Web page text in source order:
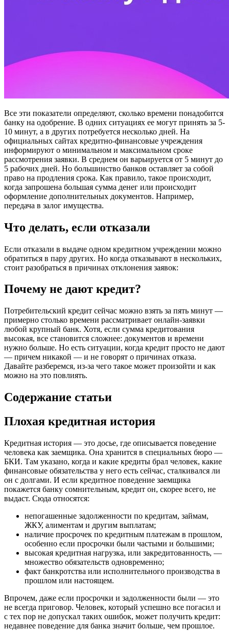
Все эти показатели определяют, сколько времени понадобится
банку на одобрение. В одних ситуациях ее могут принять за 5-
10 минут, а в других потребуется несколько дней. На
официальных сайтах кредитно-финансовые учреждения
информируют о минимальном и максимальном сроке
рассмотрения заявки. В среднем он варьируется от 5 минут до
5 рабочих дней. Но большинство банков оставляет за собой
право на продления срока. Как правило, такое происходит,
когда запрошена большая сумма денег или происходит
оформление дополнительных документов. Например,
передача в залог имущества.
Что делать, если отказали
Если отказали в выдаче одном кредитном учреждении можно
обратиться в пару других. Но когда отказывают в нескольких,
стоит разобраться в причинах отклонения заявок:
Почему не дают кредит?
Потребительский кредит сейчас можно взять за пять минут —
примерно столько времени рассматривает онлайн-заявки
любой крупный банк. Хотя, если сумма кредитования
высокая, все становится сложнее: документов и времени
нужно больше. Но есть ситуации, когда кредит просто не дают
— причем никакой — и не говорят о причинах отказа.
Давайте разберемся, из-за чего такое может произойти и как
можно на это повлиять.
Содержание статьи
Плохая кредитная история
Кредитная история — это досье, где описывается поведение
человека как заемщика. Она хранится в специальных бюро —
БКИ. Там указано, когда и какие кредиты брал человек, какие
финансовые обязательства у него есть сейчас, сталкивался ли
он с долгами. И если кредитное поведение заемщика
покажется банку сомнительным, кредит он, скорее всего, не
выдаст. Сюда относятся:
непогашенные задолженности по кредитам, займам,
ЖКУ, алиментам и другим выплатам;
наличие просрочек по кредитным платежам в прошлом,
особенно если просрочки были частыми и большими;
высокая кредитная нагрузка, или закредитованность, —
множество обязательств одновременно;
факт банкротства или исполнительного производства в
прошлом или настоящем.
Впрочем, даже если просрочки и задолженности были — это
не всегда приговор. Человек, который успешно все погасил и
с тех пор не допускал таких ошибок, может получить кредит:
недавнее поведение для банка значит больше, чем прошлое.